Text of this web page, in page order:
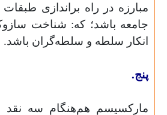
مبارزه در راه براندازی
جامعه باشد؛ که: شناخت
انکار سلطه و سلطه‌گران باشد.
پنج.
مارکسیسم هم‌هنگام سه نقد